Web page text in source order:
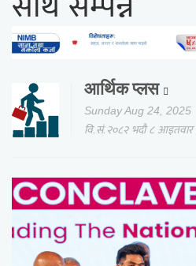
आर्थिक प्लस
Sunday Aug 24, 2025
वि.सं.२०८२ भदौ ८ आइतवार